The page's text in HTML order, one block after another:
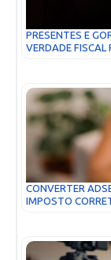
PRESENTES E
VERDADE FISCAL
CONVERTER
IMPOSTO